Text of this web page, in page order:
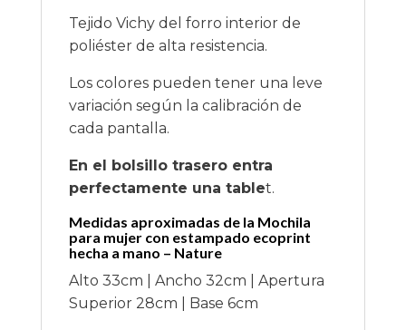
Tejido Vichy del forro interior de
poliéster de alta resistencia.
Los colores pueden tener una leve
variación según la calibración de
cada pantalla.
En el bolsillo trasero entra
perfectamente una tablet.
Medidas aproximadas de la Mochila
para mujer con estampado ecoprint
hecha a mano – Nature
Alto 33cm | Ancho 32cm | Apertura
Superior 28cm | Base 6cm